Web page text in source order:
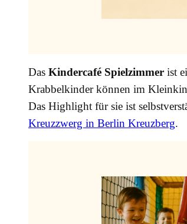
Das Kindercafé Spielzimmer ist
Krabbelkinder können im
Das Highlight für sie ist
Kreuzzwerg in Berlin Kreuzberg.